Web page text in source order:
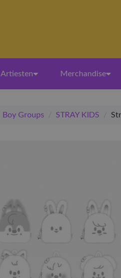
Artiesten Merchandise
Boy Groups / STRAY KIDS /